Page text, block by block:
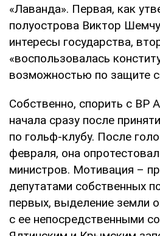
«Лаванда». Первая, как
полуострова Виктор
интересы государства,
«воспользовалась
возможностью по защите
Собственно, спорить с ВР
начала сразу после
по гольф-клубу. После
февраля, она
министров. Мотивация –
депутатами собственных
первых, выделение земли
с ее непосредственными